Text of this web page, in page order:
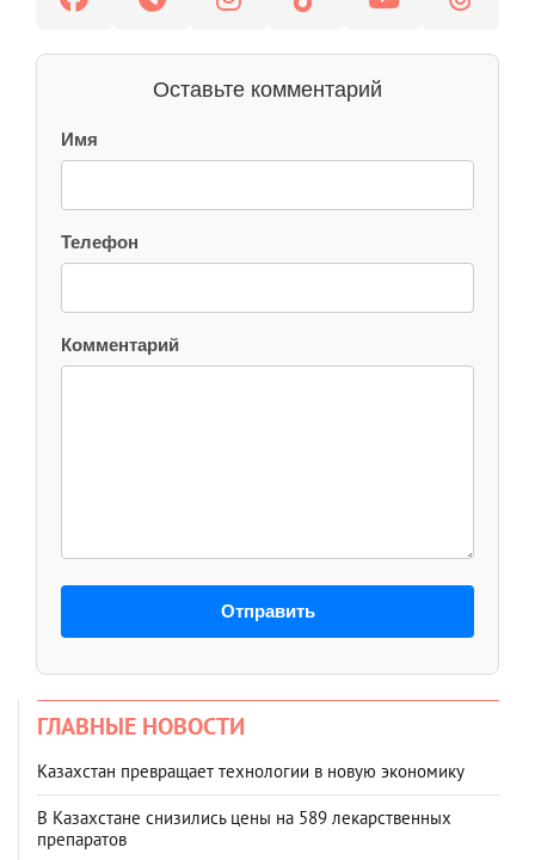
Оставьте комментарий
Имя
Телефон
Комментарий
Отправить
ГЛАВНЫЕ НОВОСТИ
Казахстан превращает технологии в новую экономику
В Казахстане снизились цены на 589 лекарственных
препаратов